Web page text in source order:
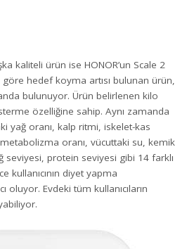
kaliteli ürün ise HONOR’un Scale 2
göre hedef koyma artısı bulunan ürün,
bulunuyor. Ürün belirlenen kilo
özelliğine sahip. Aynı zamanda
yağ oranı, kalp ritmi, iskelet-kas
oranı, vücuttaki su, kemik
seviyesi, protein seviyesi gibi 14 farklı
kullanıcının diyet yapma
oluyor. Evdeki tüm kullanıcıların